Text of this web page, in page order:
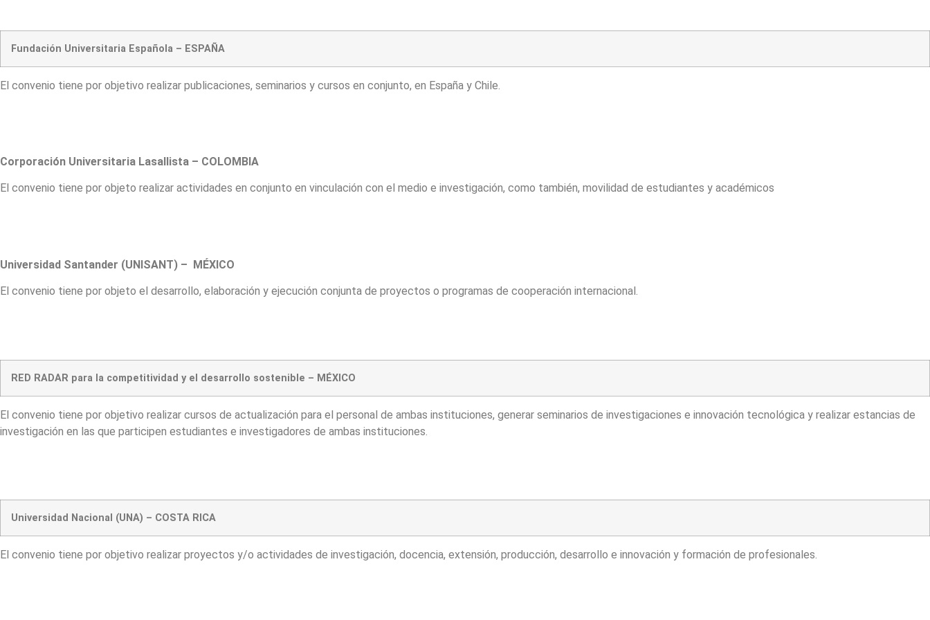
Fundación Universitaria Española – ESPAÑA
El convenio tiene por objetivo realizar publicaciones, seminarios y cursos en conjunto, en España y Chile.
Corporación Universitaria Lasallista – COLOMBIA
El convenio tiene por objeto realizar actividades en conjunto en vinculación con el medio e investigación, como también, movilidad de estudiantes y académicos
Universidad Santander (UNISANT) – MÉXICO
El convenio tiene por objeto el desarrollo, elaboración y ejecución conjunta de proyectos o programas de cooperación internacional.
RED RADAR para la competitividad y el desarrollo sostenible – MÉXICO
El convenio tiene por objetivo realizar cursos de actualización para el personal de ambas instituciones, generar seminarios de investigaciones e innovación tecnológica y realizar estancias de
investigación en las que participen estudiantes e investigadores de ambas instituciones.
Universidad Nacional (UNA) – COSTA RICA
El convenio tiene por objetivo realizar proyectos y/o actividades de investigación, docencia, extensión, producción, desarrollo e innovación y formación de profesionales.